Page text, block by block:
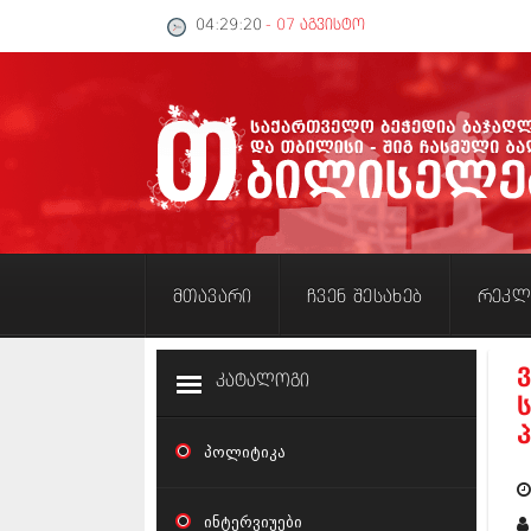
04:29:21 - 07 აგვისტო
მთავარი ჩვენ შესახებ
კატალოგი
პოლიტიკა
ინტერვიუები